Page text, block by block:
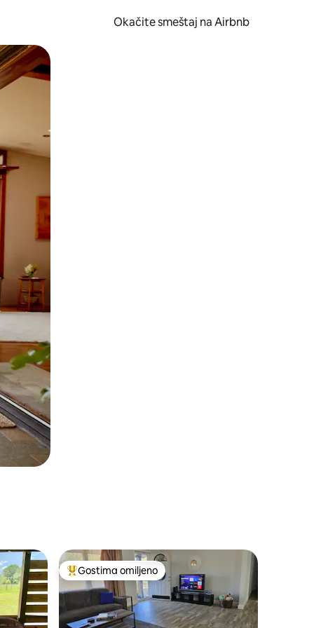
Okačite smeštaj na Airbnb
prevlačenjem.
Najuspešniji među gostima omiljenim
Gostima omiljeno